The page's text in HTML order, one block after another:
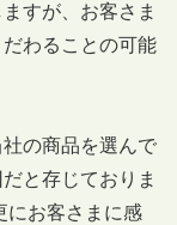
すが、お客さま
わることの可能
の商品を選んで
と存じておりま
にお客さまに感